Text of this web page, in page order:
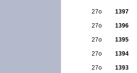
27ο 1397
27ο 1396
27ο 1395
27ο 1394
27ο 1393